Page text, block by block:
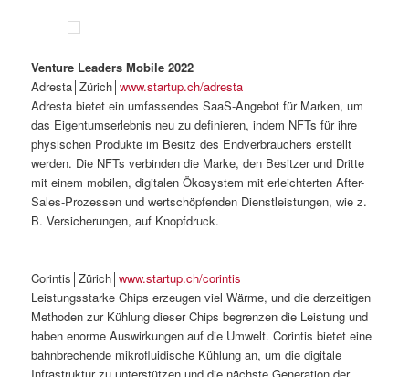
Venture Leaders Mobile 2022
Adresta│Zürich│www.startup.ch/adresta
Adresta bietet ein umfassendes SaaS-Angebot für Marken, um
das Eigentumserlebnis neu zu definieren, indem NFTs für ihre
physischen Produkte im Besitz des Endverbrauchers erstellt
werden. Die NFTs verbinden die Marke, den Besitzer und Dritte
mit einem mobilen, digitalen Ökosystem mit erleichterten After-
Sales-Prozessen und wertschöpfenden Dienstleistungen, wie z.
B. Versicherungen, auf Knopfdruck.
Corintis│Zürich│www.startup.ch/corintis
Leistungsstarke Chips erzeugen viel Wärme, und die derzeitigen
Methoden zur Kühlung dieser Chips begrenzen die Leistung und
haben enorme Auswirkungen auf die Umwelt. Corintis bietet eine
bahnbrechende mikrofluidische Kühlung an, um die digitale